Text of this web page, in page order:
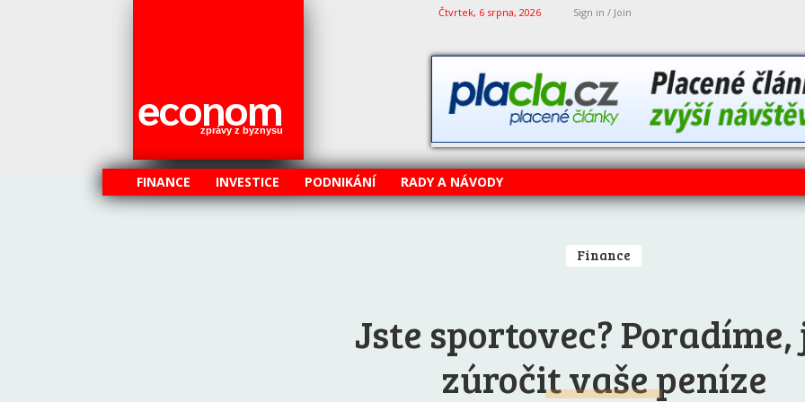
Čtvrtek, 6 srpna, 2026 Sign in / Join
econom
zprávy z byznysu
FINANCE INVESTICE PODNIKÁNÍ RADY A NÁVODY
Finance
Jste sportovec?
zúročit vaše peníze